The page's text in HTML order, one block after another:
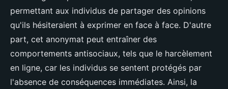
permettant aux individus de partager des opinions
qu'ils hésiteraient à exprimer en face à face. D'autre
part, cet anonymat peut entraîner des
comportements antisociaux, tels que le harcèlement
en ligne, car les individus se sentent protégés par
l'absence de conséquences immédiates. Ainsi, la